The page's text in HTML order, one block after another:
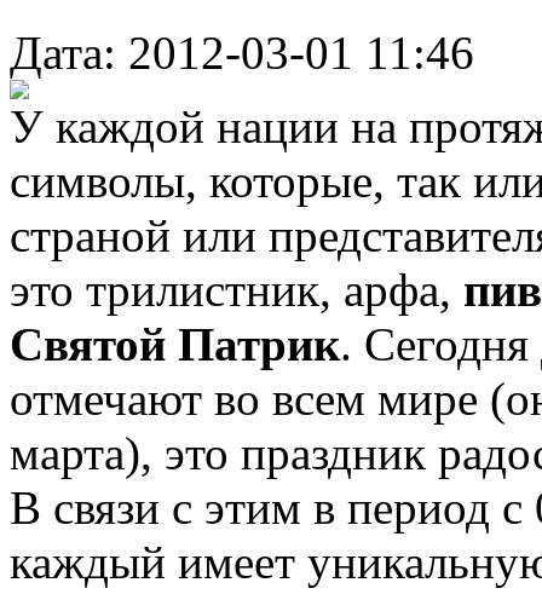
Дата: 2012-03-01 11:46
У каждой нации на
символы, которые, так
страной или
это трилистник, арфа,
Святой Патрик. Сегодня
отмечают во всем мире
марта), это праздник
В связи с этим в период
каждый имеет